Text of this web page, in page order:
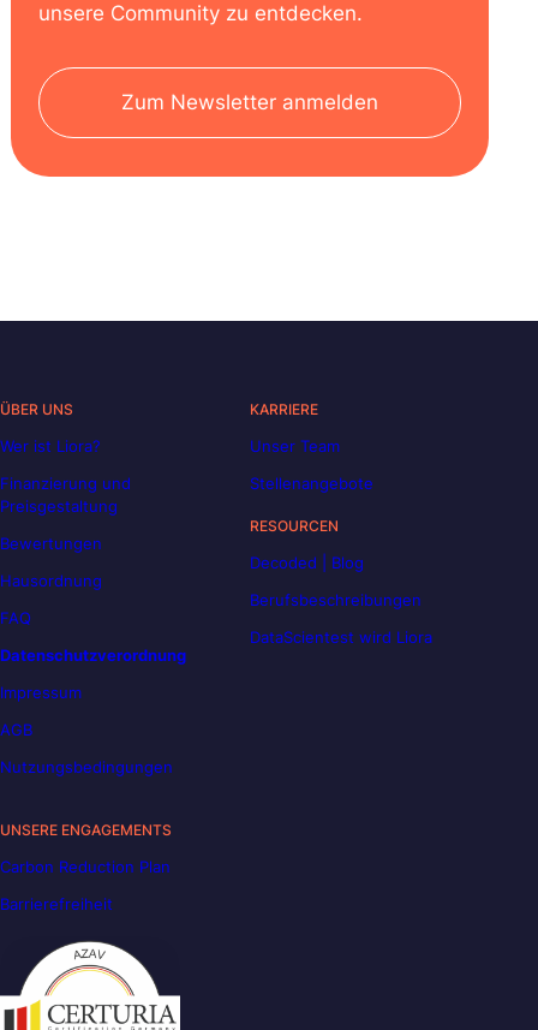
unsere Community zu entdecken.
Zum Newsletter anmelden
ÜBER UNS
Wer ist Liora?
Finanzierung und
Preisgestaltung
Bewertungen
Hausordnung
FAQ
Datenschutzverordnung
Impressum
AGB
Nutzungsbedingungen
KARRIERE
Unser Team
Stellenangebote
RESOURCEN
Decoded | Blog
Berufsbeschreibungen
DataScientest wird Liora
UNSERE ENGAGEMENTS
Carbon Reduction Plan
Barrierefreiheit